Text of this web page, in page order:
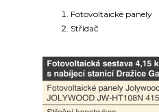
Fotovoltaické panely
Střídač